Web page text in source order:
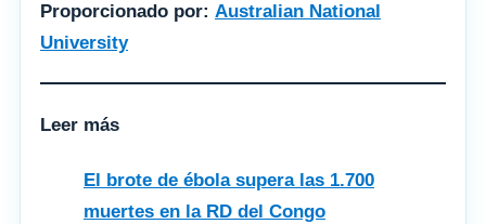
Proporcionado por: Australian National
University
Leer más
El brote de ébola supera las 1.700
muertes en la RD del Congo